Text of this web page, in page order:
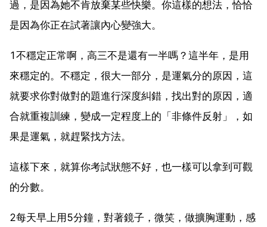
過，是因為她不肯放棄某些快樂。你這樣的想法，恰恰
是因為你正在試著讓內心變強大。
1不穩定正常啊，高三不是還有一半嗎？這半年，是用
來穩定的。不穩定，很大一部分，是運氣分的原因，這
就要求你對做對的題進行深度糾錯，找出對的原因，適
合就重複訓練，變成一定程度上的「非條件反射」，如
果是運氣，就趕緊找方法。
這樣下來，就算你考試狀態不好，也一樣可以拿到可觀
的分數。
2每天早上用5分鐘，對著鏡子，微笑，做擴胸運動，感